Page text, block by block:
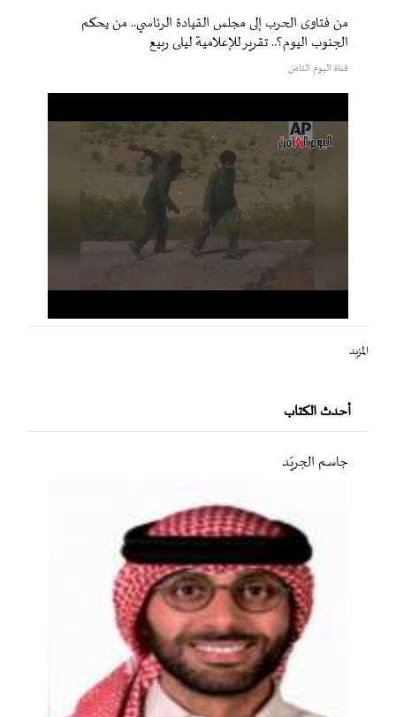
من فتاوى الحرب إلى مجلس القيادة الرئاسي.. من يحكم
الجنوب اليوم؟.. تقرير للإعلامية ليلى ربيع
قناة اليوم الثامن
المزيد
أحدث الكتاب
جاسم الجريّد